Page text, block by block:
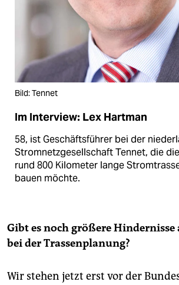
Bild: Tennet
Im Interview: Lex Hartman
58, ist Geschäftsführer bei der
Stromnetzgesellschaft Tennet, die
rund 800 Kilometer lange
bauen möchte.
Gibt es noch größere
bei der Trassenplanung?
Wir stehen jetzt erst vor der